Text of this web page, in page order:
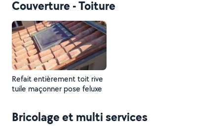
Couverture - Toiture
Refait entièrement toit rive
tuile maçonner pose feluxe
Bricolage et multi services